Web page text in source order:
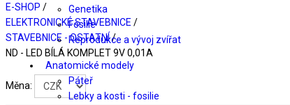
Genetika
Fosilie
Reprodukce a vývoj zvířat
Anatomické modely
Páteř
Lebky a kosti - fosilie
E-SHOP /
ELEKTRONICKÉ STAVEBNICE /
STAVEBNICE - OSTATNÍ/
ND - LED BÍLÁ KOMPLET 9V 0,01A
Měna: